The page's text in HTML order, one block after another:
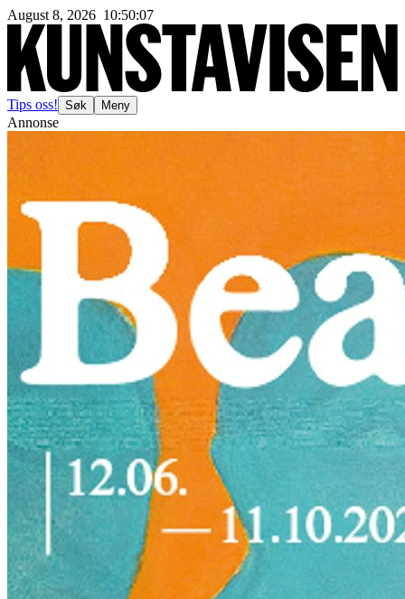
August 8, 2026 10:50:10
Tips oss! Søk Meny
Annonse